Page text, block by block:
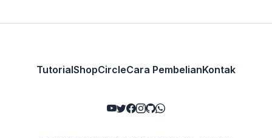
TutorialShopCircleCara PembelianKontak